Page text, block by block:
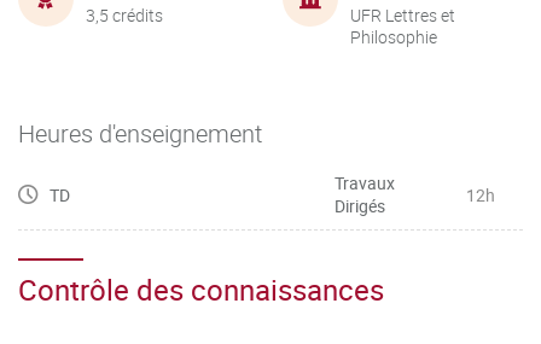
3,5 crédits
UFR Lettres et
Philosophie
Heures d'enseignement
TD
Travaux
Dirigés
12h
Contrôle des connaissances